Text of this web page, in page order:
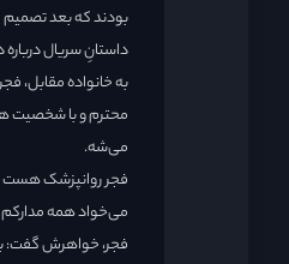
بودند که بعد تصمیم
داستانِ سریال
به خانواده مقابل،
محترم و با شخصیت
می‌شه.
می‌خواد همه مدارکم
فجر، خواهرش گفت: